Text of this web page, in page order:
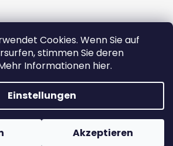
Cookies. Wenn Sie auf
stimmen Sie deren
Informationen hier.
Einstellungen
Akzeptieren
eröffneten offiziellen E-Shop des HC
Eintrittskarten FAN CLUB
shop . Alle Rechte vorbehalten.